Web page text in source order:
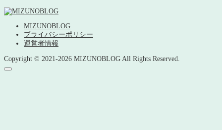
MIZUNOBLOG
プライバシーポリシー
運営者情報
Copyright © 2021-2026 MIZUNOBLOG All Rights Reserved.